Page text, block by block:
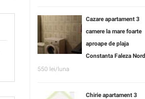
Cazare apartament 3
camere la mare foarte
aproape de plaja
Constanta Faleza Nord
550 lei/luna
Chirie apartament 3